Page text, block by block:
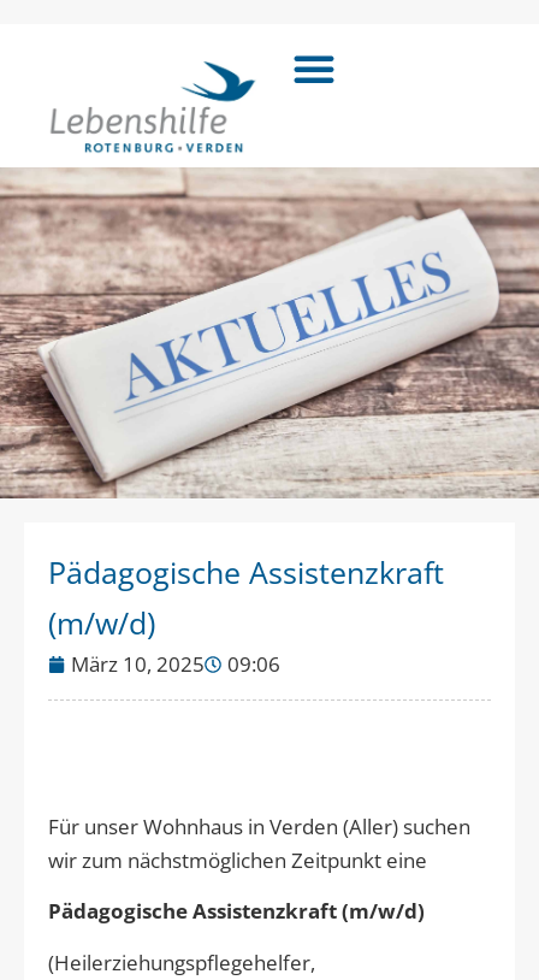
Pädagogische Assistenzkraft
(m/w/d)
März 10, 2025 09:06
Für unser Wohnhaus in Verden (Aller) suchen
wir zum nächstmöglichen Zeitpunkt eine
Pädagogische Assistenzkraft (m/w/d)
(Heilerziehungspflegehelfer,